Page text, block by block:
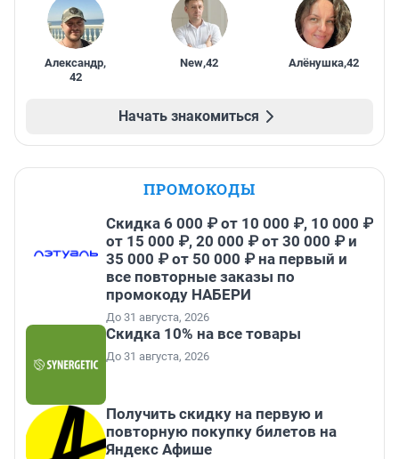
Александр,
42
New,42 Алёнушка,42
Начать знакомиться
ПРОМОКОДЫ
Скидка 6 000 ₽ от 10 000 ₽, 10 000 ₽
от 15 000 ₽, 20 000 ₽ от 30 000 ₽ и
35 000 ₽ от 50 000 ₽ на первый и
все повторные заказы по
промокоду НАБЕРИ
До 31 августа, 2026
Скидка 10% на все товары
До 31 августа, 2026
Получить скидку на первую и
повторную покупку билетов на
Яндекс Афише